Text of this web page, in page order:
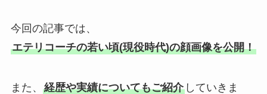
今回の記事では、
エテリコーチの若い頃(現役時代)の顔画像を公開！
また、 経歴や実績についてもご紹介していきま